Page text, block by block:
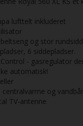
lufttelt inkluderet
og stor
6 siddepladser.
- gasregulator
automatisk!
centralvarme og
TV-antenne